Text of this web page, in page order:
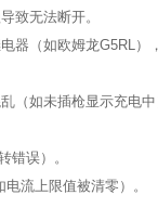
无法断开。
（如欧姆龙G5RL），
如未插枪显示充电中
误）。
流上限值被清零）。